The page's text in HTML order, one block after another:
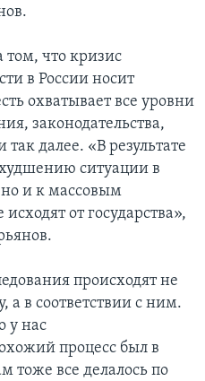
что кризис
в России носит
охватывает все уровни
законодательства,
далее. «В результате
ситуации в
но и к массовым
от государства»,
происходят не
а в соответствии с ним.
у нас
процесс был в
тоже все делалось по